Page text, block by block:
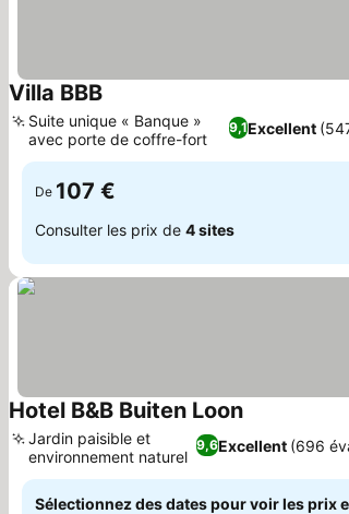
Villa BBB
9,1Excellent
Suite unique « Banque »
avec porte de coffre-fort
De 107 €
Consulter les prix de 4 sites
Hotel B&B Buiten Loon
9,6Excellent (696
Jardin paisible et
environnement naturel
Sélectionnez des dates pour voir les prix